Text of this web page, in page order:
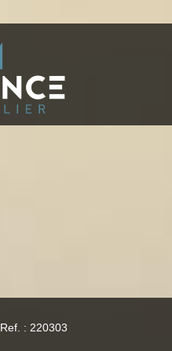
Ref. : 220303